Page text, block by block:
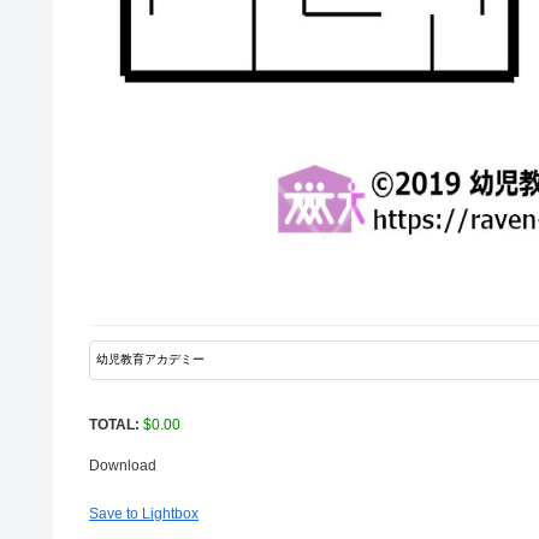
TOTAL: $0.00
Download
Save to Lightbox